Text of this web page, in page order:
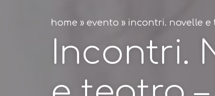
home » evento » incontri. novelle e
Incontri.